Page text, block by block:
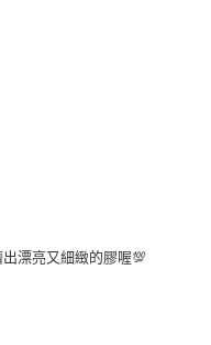
漂亮又細緻的膠喔💯